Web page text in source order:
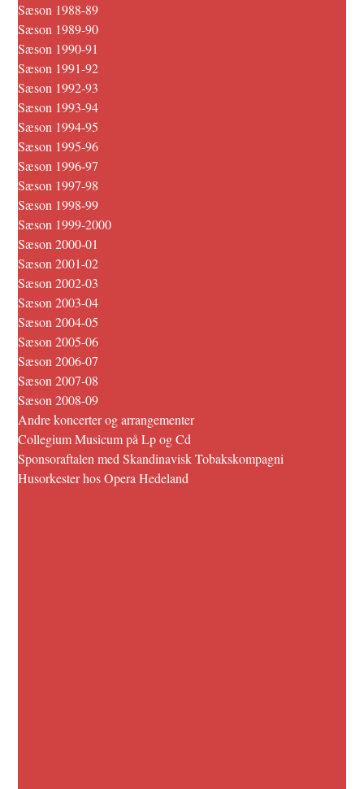
Sæson 1988-89
Sæson 1989-90
Sæson 1990-91
Sæson 1991-92
Sæson 1992-93
Sæson 1993-94
Sæson 1994-95
Sæson 1995-96
Sæson 1996-97
Sæson 1997-98
Sæson 1998-99
Sæson 1999-2000
Sæson 2000-01
Sæson 2001-02
Sæson 2002-03
Sæson 2003-04
Sæson 2004-05
Sæson 2005-06
Sæson 2006-07
Sæson 2007-08
Sæson 2008-09
Andre koncerter og arrangementer
Collegium Musicum på Lp og Cd
Sponsoraftalen med Skandinavisk Tobakskompagni
Husorkester hos Opera Hedeland